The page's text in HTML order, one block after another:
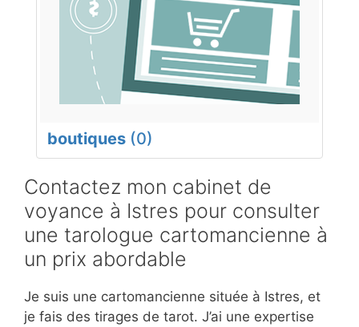
boutiques (0)
Contactez mon cabinet de
voyance à Istres pour consulter
une tarologue cartomancienne à
un prix abordable
Je suis une cartomancienne située à Istres, et
je fais des tirages de tarot. J’ai une expertise